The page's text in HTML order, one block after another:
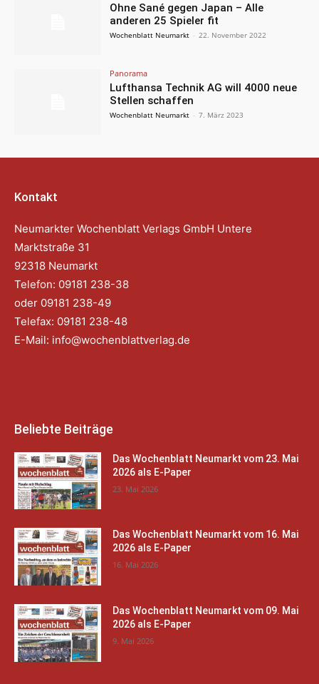
Ohne Sané gegen Japan – Alle
anderen 25 Spieler fit
Wochenblatt Neumarkt - 22. November 2022
Panorama
Lufthansa Technik AG will 4000 neue
Stellen schaffen
Wochenblatt Neumarkt - 7. März 2023
Kontakt
Neumarkter Wochenblatt Verlags GmbH Untere
Marktstraße 31
92318 Neumarkt
Telefon: 09181 238-38
oder 09181 238-49
Telefax: 09181 238-48
E-Mail: info@wochenblattverlag.de
Beliebte Beiträge
Das Wochenblatt Neumarkt vom 23. Mai
2026 als E-Paper
23. Mai 2026
Das Wochenblatt Neumarkt vom 16. Mai
2026 als E-Paper
16. Mai 2026
Das Wochenblatt Neumarkt vom 09. Mai
2026 als E-Paper
9. Mai 2026